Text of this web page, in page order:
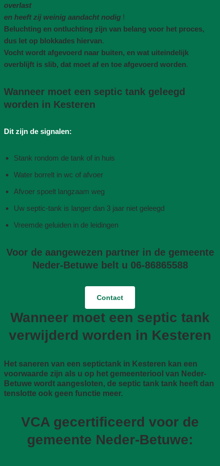
overlast
en heeft zij weinig aandacht nodig !
Beluchting en ontluchting zijn van belang voor het proces,
dus let op blokkades hiervan.
Vocht wordt afgevoerd naar buiten, en wat uiteindelijk
overblijft is slib, dat moet af en toe afgevoerd worden.
Wanneer moet een septic tank geleegd
worden in Kesteren
Dit zijn de signalen:
Stank rondom de tank of in huis
Water borrelt in wc of afvoer
Afvoer spoelt langzaam weg
Uw septic-tank is langer dan 3 jaar niet geleegd
Vreemde geluiden in de leidingen
Voor de aangewezen partner in de gemeente
Neder-Betuwe belt u 06-86865588
Contact
Wanneer moet een septic tank
verwijderd worden in Kesteren
Het saneren van een septictank in Kesteren kan een
voorwaarde zijn als u op het gemeenteriool van Neder-
Betuwe wordt aangesloten, de septic tank tank heeft dan
tenslotte ook geen functie meer.
VCA gecertificeerd voor de
gemeente Neder-Betuwe: